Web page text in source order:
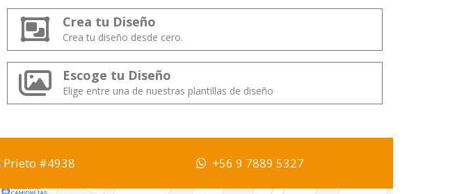
Crea tu Diseño
Crea tu diseño desde cero.
Escoge tu Diseño
Elige entre una de nuestras plantillas de diseño
Prieto #4938 +56 9 7889 5327